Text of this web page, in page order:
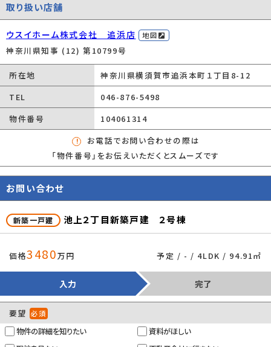
階建
築年数
予定
総区画数/販売
区画数
2区画/2区画
向き
現況
未完成
景観法/宅地造成及び特定盛土等規制法/高度
地区/準防火地域/都市再生特別地区
取引態様
一般媒介
引渡時期
設備
閑静な住宅地/室内洗濯機置場/フローリング/
都市ガス/公営水道/公共下水/２面バルコニ
機/システムキッチン/対面式キッチン/コンロ３
口/バス・トイレ別/追焚機能浴室/浴室乾燥機/
トイレ２ヶ所/浴室１坪以上/ウォークインクロ
建築確認番号
第26KAK建確00284号
取り扱い店舗
ウスイホーム株式会社 追浜店 地図
神奈川県知事 (12) 第10799号
所在地
神奈川県横須賀市追浜本町１丁目8-12
TEL
046-876-5498
物件番号
104061314
お電話でお問い合わせの際は
「物件番号」をお伝えいただくとスムーズです
お問い合わせ
新築一戸建 池上２丁目新築戸建 ２号棟
価格3480万円 予定 / - / 4LDK / 94.91㎡
入力 完了
要望 必須
物件の詳細を知りたい
資料がほしい